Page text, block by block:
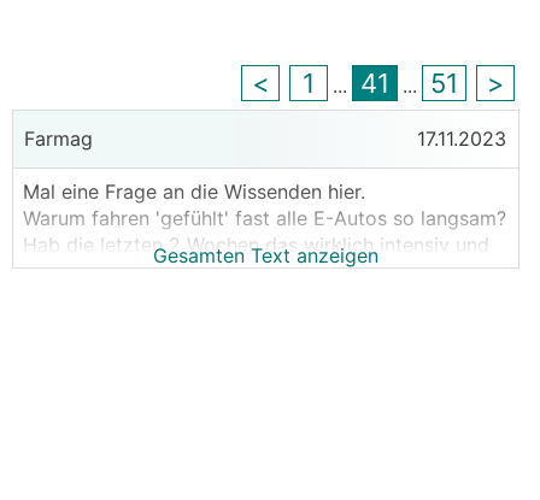
< 1 ... 41 ... 51 >
Farmag 17.11.2023
Mal eine Frage an die Wissenden hier.
Warum fahren 'gefühlt' fast alle E-Autos so langsam?
Hab die letzten 2 Wochen das wirklich intensiv und
genau beobachtet, kein E-Auto fuhr auf der
Gesamten Text anzeigen